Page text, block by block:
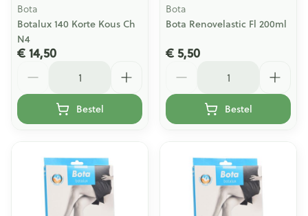
Bota
Botalux 140 Korte Kous Ch
N4
€ 14,50
Bestel
Bota
Bota Renovelastic Fl 200ml
€ 5,50
Bestel